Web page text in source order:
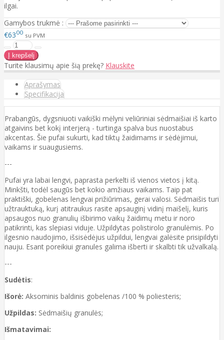
ilgai.
Gamybos trukmė :
€6300 su PVM
Turite klausimų apie šią prekę? Klauskite
Aprašymas
Specifikacija
Prabangūs, dygsniuoti vaikiški mėlyni veliūriniai sėdmaišiai iš karto
atgaivins bet kokį interjerą - turtinga spalva bus nuostabus
akcentas. Šie pufai sukurti, kad tiktų žaidimams ir sėdėjimui,
vaikams ir suaugusiems.
---
Pufai yra labai lengvi, paprasta perkelti iš vienos vietos į kitą.
Minkšti, todėl saugūs bet kokio amžiaus vaikams. Taip pat
praktiški, gobelenas lengvai prižiūrimas, gerai valosi. Sėdmaišis turi
užtrauktuką, kurį atitraukus rasite apsauginį vidinį maišelį, kuris
apsaugos nuo granulių išbirimo vaikų žaidimų metu ir noro
patikrinti, kas slepiasi viduje. Užpildytas polistirolo granulėmis. Po
ilgesnio naudojimo, išsisėdėjus užpildui, lengvai galėsite prisipildyti
nauju. Esant poreikiui granules galima išberti ir skalbti tik užvalkalą.
---
Sudėtis:
Išorė: Aksominis baldinis gobelenas /100 % poliesteris;
Užpildas: Sėdmaišių granulės;
Išmatavimai: